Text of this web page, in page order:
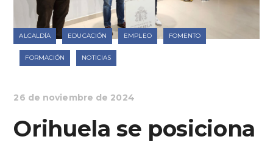
ALCALDÍA EDUCACIÓN EMPLEO FOMENTO
FORMACIÓN NOTICIAS
26 de noviembre de 2024
Orihuela se posiciona